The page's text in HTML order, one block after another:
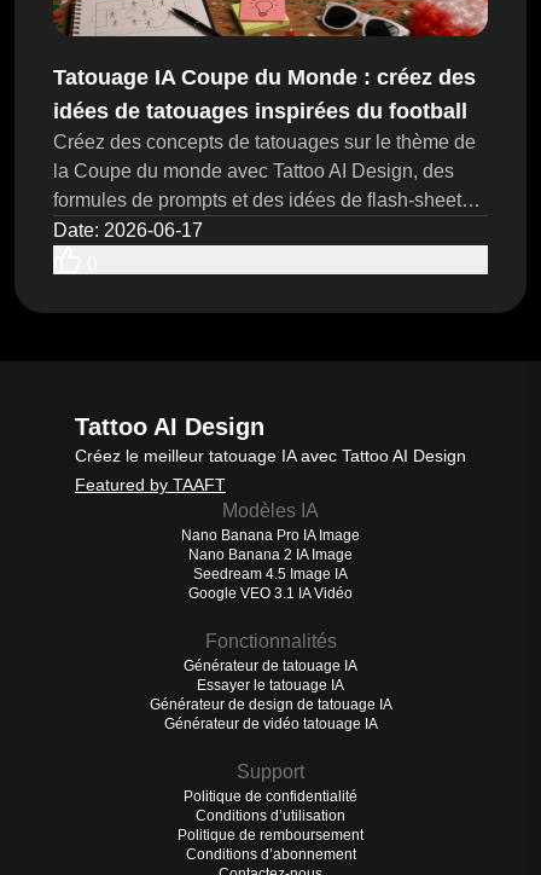
Tatouage IA Coupe du Monde : créez des
idées de tatouages inspirées du football
Créez des concepts de tatouages sur le thème de
la Coupe du monde avec Tattoo AI Design, des
formules de prompts et des idées de flash-sheets à
tester jusqu’aux aperçus d’essayage, à la
Date: 2026-06-17
Tattoo AI Design
Créez le meilleur tatouage IA avec Tattoo AI Design
Featured by TAAFT
Modèles IA
Nano Banana Pro IA Image
Nano Banana 2 IA Image
Seedream 4.5 Image IA
Google VEO 3.1 IA Vidéo
Fonctionnalités
Générateur de tatouage IA
Essayer le tatouage IA
Générateur de design de tatouage IA
Générateur de vidéo tatouage IA
Support
Politique de confidentialité
Conditions d’utilisation
Politique de remboursement
Conditions d’abonnement